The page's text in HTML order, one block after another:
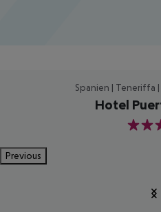
Spanien | Teneriffa
Hotel
4
Previous